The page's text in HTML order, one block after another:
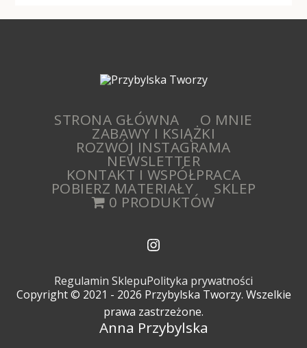
STRONA GŁÓWNA O MNIE
ZABAWY I KSIĄŻKI
ROZWÓJ INSTAGRAMA
NEWSLETTER
KONTAKT I WSPÓŁPRACA
POBIERZ MATERIAŁY SKLEP
0 PRODUKTÓW
Regulamin SklepuPolityka prywatności
Copyright © 2021 - 2026 Przybylska Tworzy. Wszelkie
prawa zastrzeżone.
Anna Przybylska